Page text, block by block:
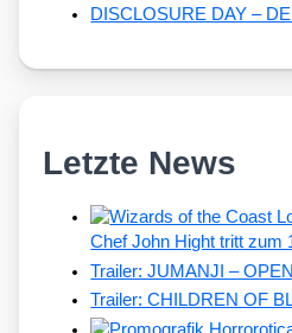
DISCLOSURE DAY –
Letzte News
Chef John Hight tritt zum
Trailer: JUMANJI –
Trailer: CHILDREN OF